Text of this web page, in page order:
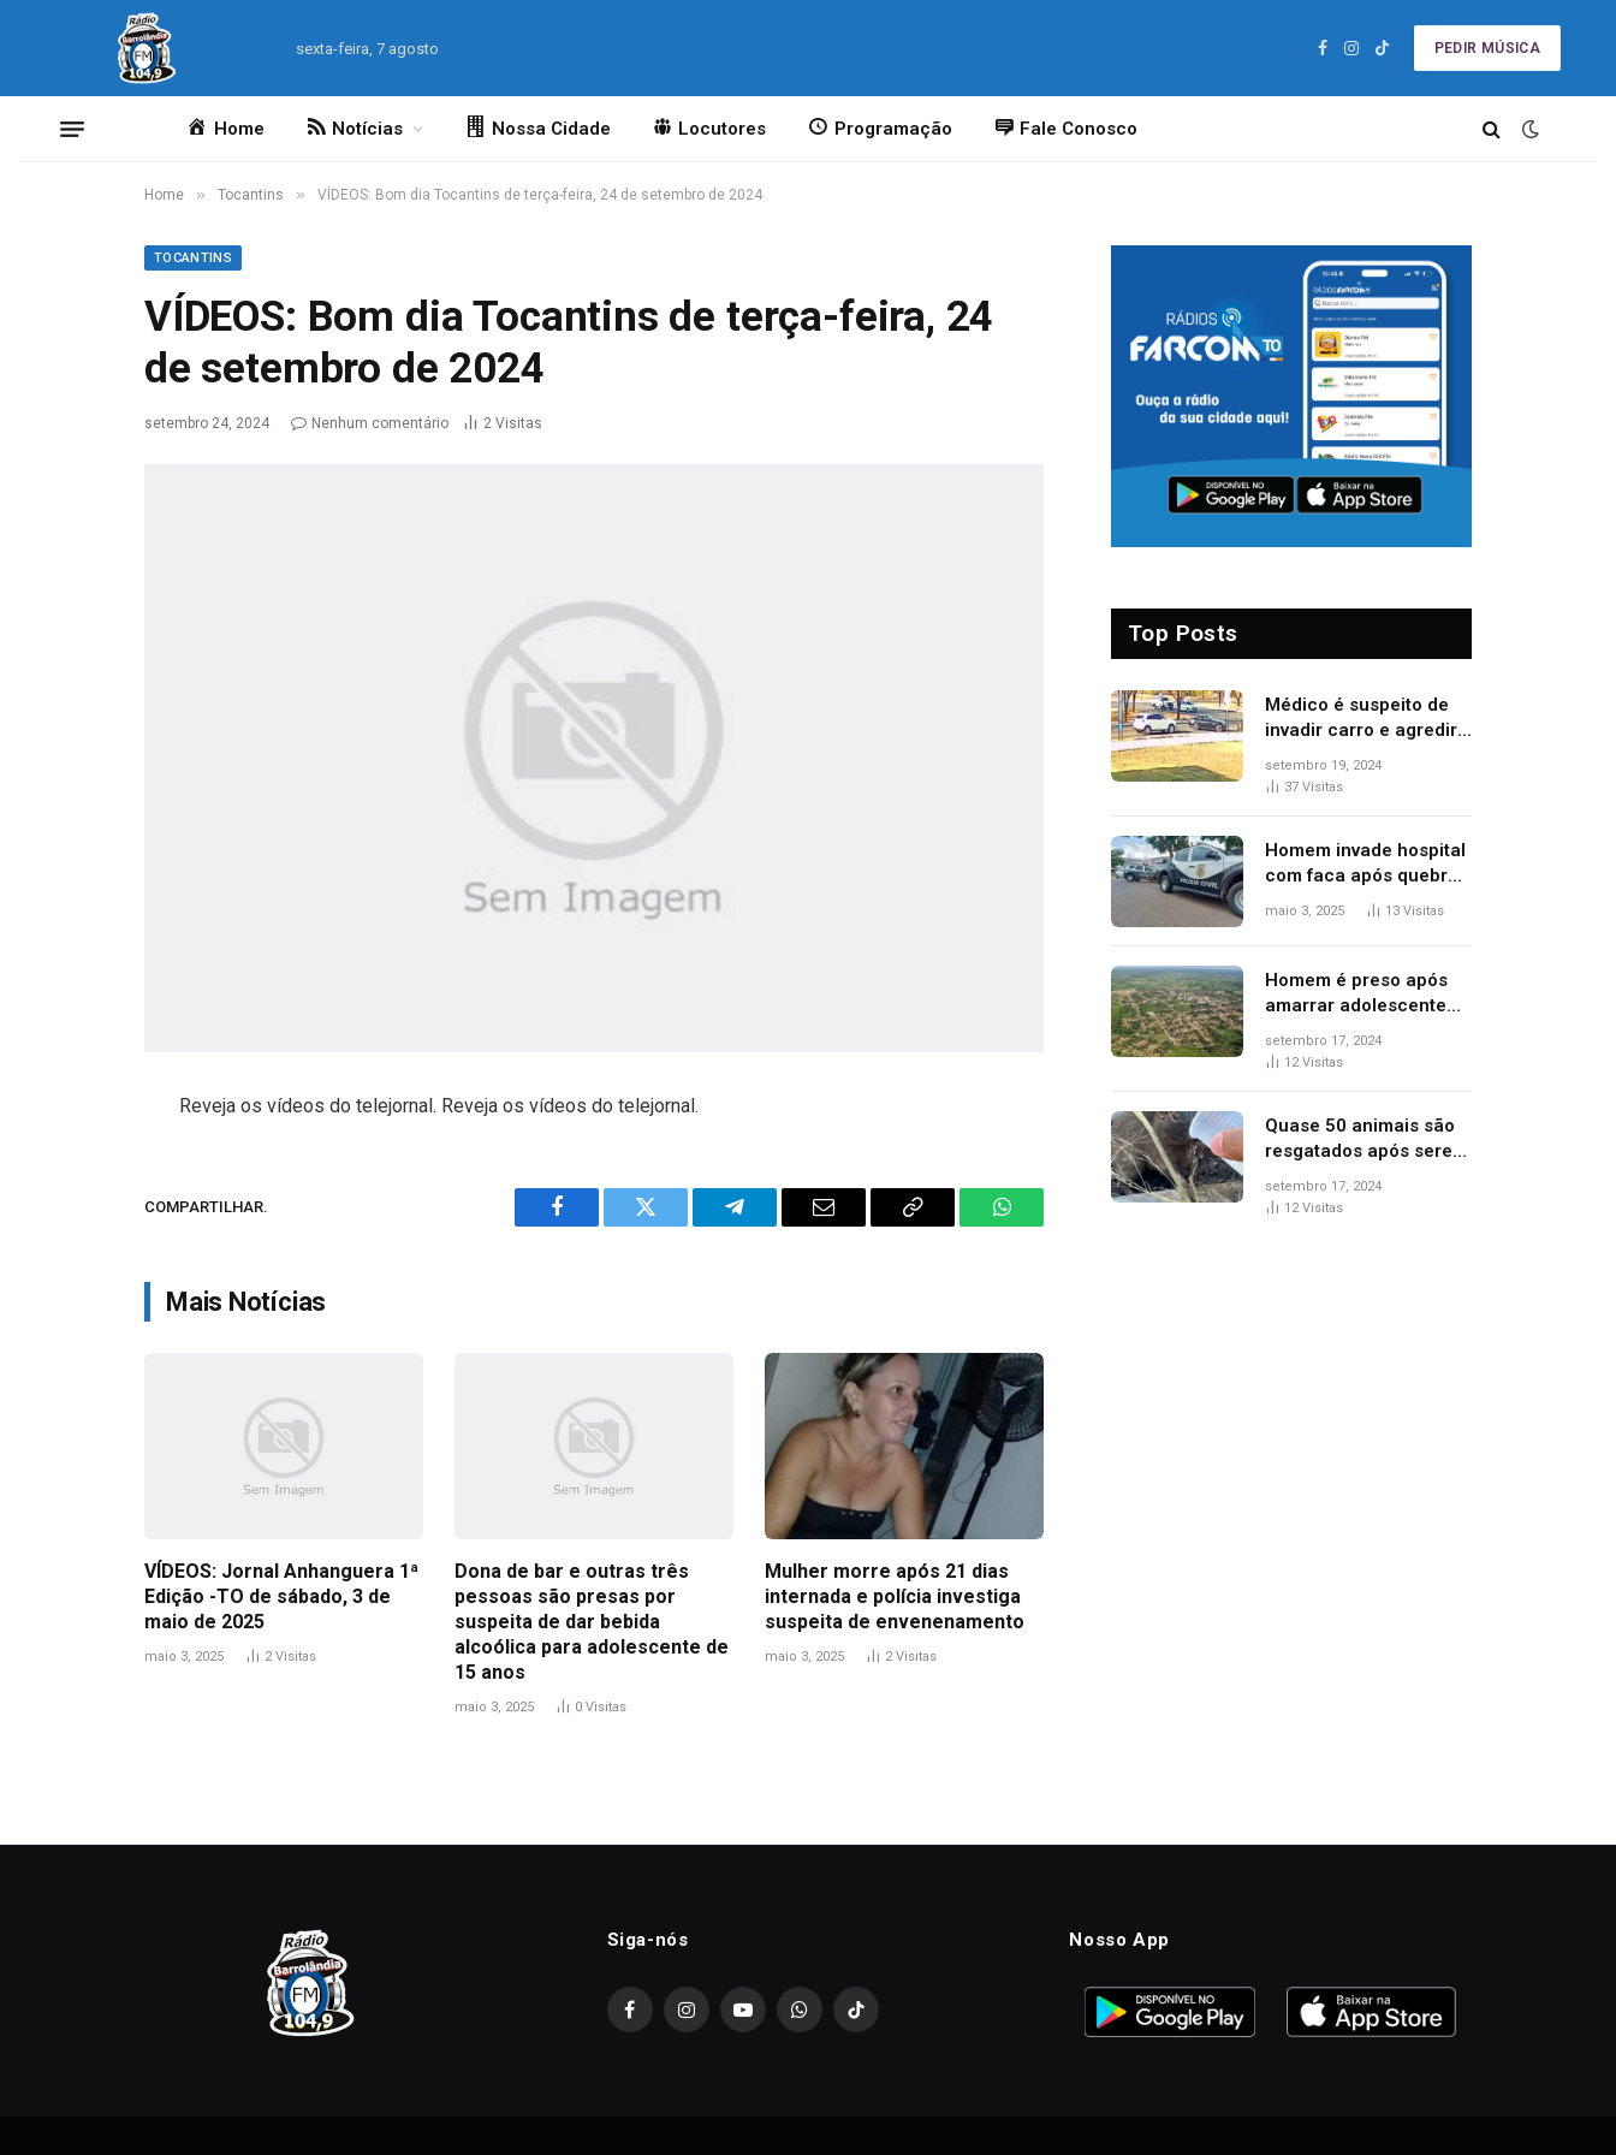
sexta-feira, 7 agosto
Facebook
Instagram
TikTok
PEDIR MÚSICA
Home Notícias Nossa Cidade Locutores Programação Fale Conosco
Home » Tocantins » VÍDEOS: Bom dia Tocantins de terça-feira, 24 de setembro de 2024
TOCANTINS
VÍDEOS: Bom dia Tocantins de terça-feira, 24
de setembro de 2024
setembro 24, 2024 Nenhum comentário 2 Visitas
Reveja os vídeos do telejornal. Reveja os vídeos do telejornal.
COMPARTILHAR.
Facebook Twitter Telegram Email
Copy
WhatsApp
Mais Notícias
VÍDEOS: Jornal Anhanguera 1ª
Edição -TO de sábado, 3 de
maio de 2025
maio 3, 2025 2 Visitas
Dona de bar e outras três
pessoas são presas por
suspeita de dar bebida
alcoólica para adolescente de
15 anos
maio 3, 2025 0 Visitas
Mulher morre após 21 dias
internada e polícia investiga
suspeita de envenenamento
maio 3, 2025 2 Visitas
Top Posts
Médico é suspeito de
invadir carro e agredir
delegado aposentado
durante confusão no
setembro 19, 2024
37 Visitas
Homem invade hospital
com faca após quebrar
porta de vidro, diz
maio 3, 2025 13 Visitas
Homem é preso após
amarrar adolescente
suspeito de furto em
estaca de cerca e
setembro 17, 2024
12Visitas
Quase 50 animais são
resgatados após serem
vítimas de incêndios
florestais no Tocantins
setembro 17, 2024
12Visitas
Siga-nós
FacebookInstagramYouTubeWhatsAppTikTok
Nosso App